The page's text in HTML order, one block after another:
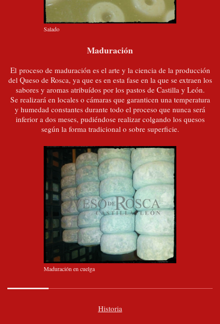
Salado
Maduración
El proceso de maduración es el arte y la ciencia de la producción
del Queso de Rosca, ya que es en esta fase en la que se extraen los
sabores y aromas atribuídos por los pastos de Castilla y León.
Se realizará en locales o cámaras que garanticen una temperatura
y humedad constantes durante todo el proceso que nunca será
inferior a dos meses, pudiéndose realizar colgando los quesos
según la forma tradicional o sobre superficie.
Maduración en cuelga
Historia